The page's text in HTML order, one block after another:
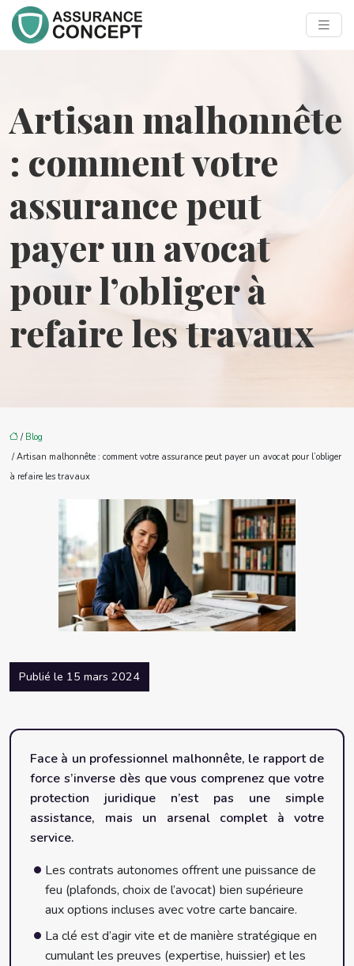
Artisan malhonnête
: comment votre
assurance peut
payer un avocat
pour l’obliger à
refaire les travaux
/ Blog
/ Artisan malhonnête : comment votre assurance peut payer un avocat pour l’obliger
à refaire les travaux
Publié le 15 mars 2024
Face à un professionnel malhonnête, le rapport de
force s’inverse dès que vous comprenez que votre
protection juridique n’est pas une simple
assistance, mais un arsenal complet à votre
service.
Les contrats autonomes offrent une puissance de
feu (plafonds, choix de l’avocat) bien supérieure
aux options incluses avec votre carte bancaire.
La clé est d’agir vite et de manière stratégique en
cumulant les preuves (expertise, huissier) et les